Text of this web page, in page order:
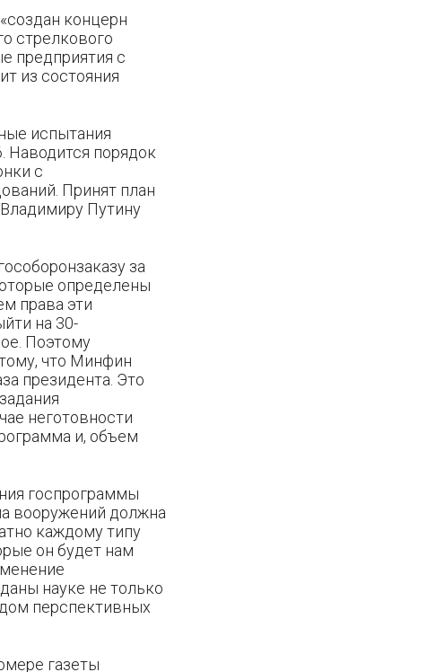
концерн
стрелкового
предприятия с
из состояния
испытания
Наводится порядок
с
Принят план
Путину
за
определены
права эти
на 30-
Поэтому
что Минфин
президента. Это
неготовности
и, объем
госпрограммы
вооружений должна
каждому типу
он будет нам
науке не только
перспективных
газеты